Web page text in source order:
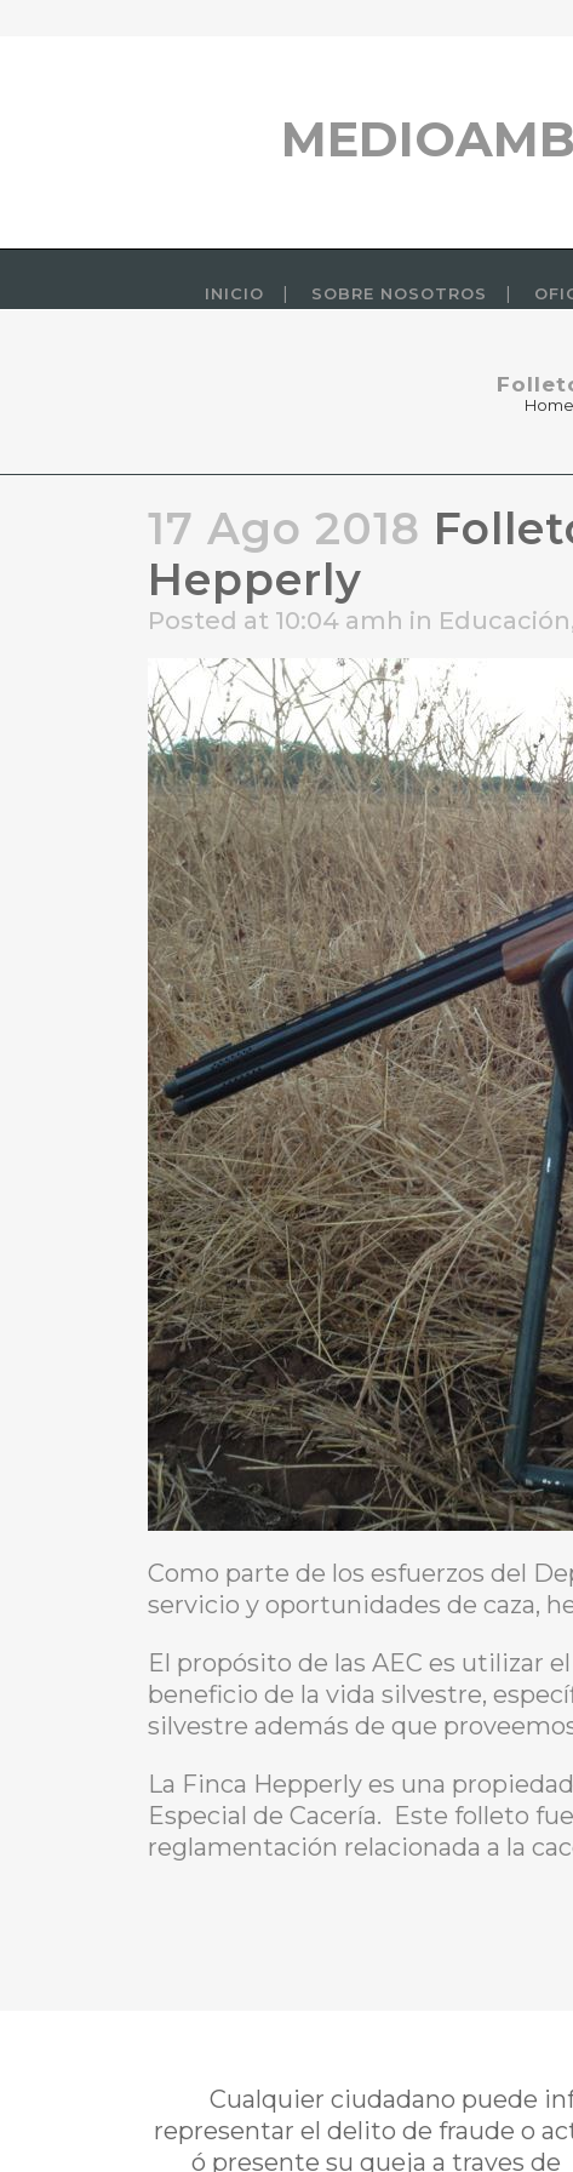
INICIO SOBRE NOSOTROS
Home
17 Ago 2018
Hepperly
Posted at 10:04 amh in Educación
Como parte de los esfuerzos del
servicio y oportunidades de caza,
El propósito de las AEC es utilizar
beneficio de la vida silvestre,
silvestre además de que
La Finca Hepperly es una
Especial de Cacería. Este folleto
reglamentación relacionada a la
Cualquier ciudadano puede
representar el delito de fraude o
ó presente su queja a traves de